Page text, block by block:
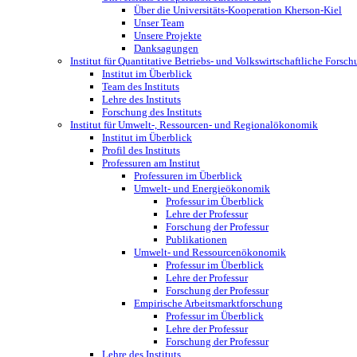
Über die Universitäts-Kooperation Kherson-Kiel
Unser Team
Unsere Projekte
Danksagungen
Institut für Quantitative Betriebs- und Volkswirtschaftliche
Institut im Überblick
Team des Instituts
Lehre des Instituts
Forschung des Instituts
Institut für Umwelt-, Ressourcen- und Regionalökonomik
Institut im Überblick
Profil des Instituts
Professuren am Institut
Professuren im Überblick
Umwelt- und Energieökonomik
Professur im Überblick
Lehre der Professur
Forschung der Professur
Publikationen
Umwelt- und Ressourcenökonomik
Professur im Überblick
Lehre der Professur
Forschung der Professur
Empirische Arbeitsmarktforschung
Professur im Überblick
Lehre der Professur
Forschung der Professur
Lehre des Instituts